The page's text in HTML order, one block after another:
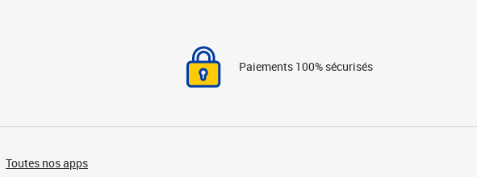
Paiements 100% sécurisés
Toutes nos apps